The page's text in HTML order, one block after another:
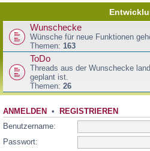
Wunschecke
Wünsche für neue Funktionen
Themen: 163
ToDo
Threads aus der Wunschecke
geplant ist.
Themen: 26
ANMELDEN • REGISTRIEREN
Benutzername:
Passwort: